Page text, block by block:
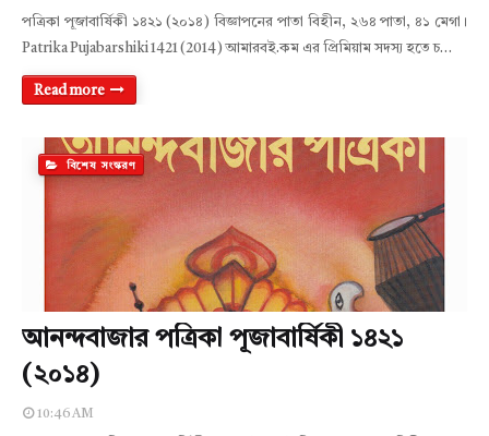
পত্রিকা পূজাবার্ষিকী ১৪২১ (২০১৪) বিজ্ঞাপনের পাতা বিহীন, ২৬৪ পাতা, ৪১ মেগা।
Patrika Pujabarshiki 1421 (2014) আমারবই.কম এর প্রিমিয়াম সদস্য হতে চ…
Read more
বিশেষ সংস্করণ
আনন্দবাজার পত্রিকা পূজাবার্ষিকী ১৪২১
(২০১৪)
10:46 AM